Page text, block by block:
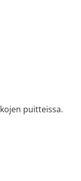
puitteissa.